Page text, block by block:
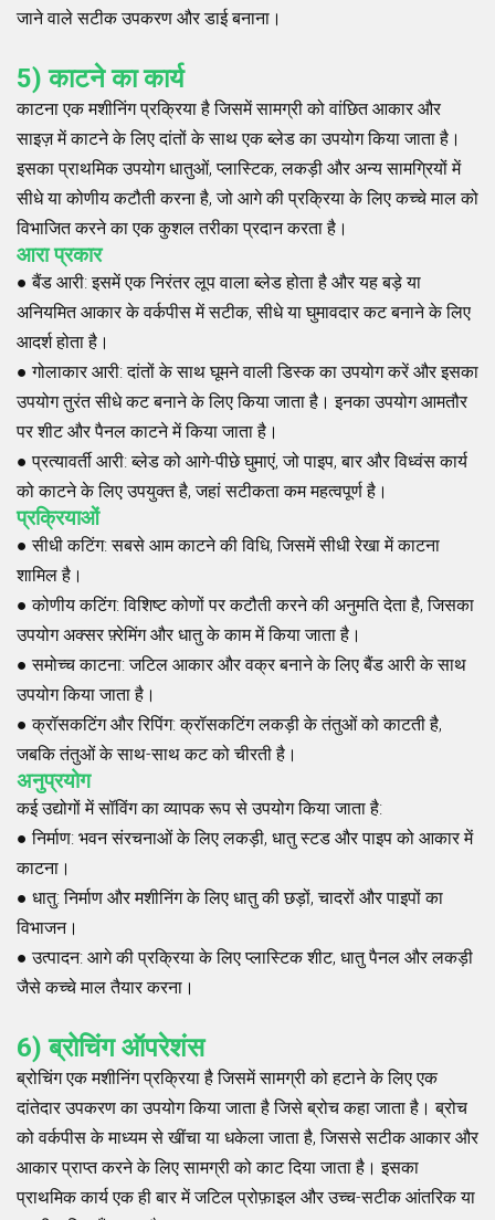
जाने वाले सटीक उपकरण और डाई बनाना।
5) काटने का कार्य
काटना एक मशीनिंग प्रक्रिया है जिसमें सामग्री को वांछित आकार और
साइज़ में काटने के लिए दांतों के साथ एक ब्लेड का उपयोग किया जाता है।
इसका प्राथमिक उपयोग धातुओं, प्लास्टिक, लकड़ी और अन्य सामग्रियों में
सीधे या कोणीय कटौती करना है, जो आगे की प्रक्रिया के लिए कच्चे माल को
विभाजित करने का एक कुशल तरीका प्रदान करता है।
आरा प्रकार
●बैंड आरी: इसमें एक निरंतर लूप वाला ब्लेड होता है और यह बड़े या
अनियमित आकार के वर्कपीस में सटीक, सीधे या घुमावदार कट बनाने के लिए
आदर्श होता है।
●गोलाकार आरी: दांतों के साथ घूमने वाली डिस्क का उपयोग करें और इसका
उपयोग तुरंत सीधे कट बनाने के लिए किया जाता है। इनका उपयोग आमतौर
पर शीट और पैनल काटने में किया जाता है।
●प्रत्यावर्ती आरी: ब्लेड को आगे-पीछे घुमाएं, जो पाइप, बार और विध्वंस कार्य
को काटने के लिए उपयुक्त है, जहां सटीकता कम महत्वपूर्ण है।
प्रक्रियाओं
●सीधी कटिंग: सबसे आम काटने की विधि, जिसमें सीधी रेखा में काटना
शामिल है।
●कोणीय कटिंग: विशिष्ट कोणों पर कटौती करने की अनुमति देता है, जिसका
उपयोग अक्सर फ़्रेमिंग और धातु के काम में किया जाता है।
●समोच्च काटना: जटिल आकार और वक्र बनाने के लिए बैंड आरी के साथ
उपयोग किया जाता है।
●क्रॉसकटिंग और रिपिंग: क्रॉसकटिंग लकड़ी के तंतुओं को काटती है,
जबकि तंतुओं के साथ-साथ कट को चीरती है।
अनुप्रयोग
कई उद्योगों में सॉविंग का व्यापक रूप से उपयोग किया जाता है:
●निर्माण: भवन संरचनाओं के लिए लकड़ी, धातु स्टड और पाइप को आकार में
काटना।
● धातु: निर्माण और मशीनिंग के लिए धातु की छड़ों, चादरों और पाइपों का
विभाजन।
●उत्पादन: आगे की प्रक्रिया के लिए प्लास्टिक शीट, धातु पैनल और लकड़ी
जैसे कच्चे माल तैयार करना।
6) ब्रोचिंग ऑपरेशंस
ब्रोचिंग एक मशीनिंग प्रक्रिया है जिसमें सामग्री को हटाने के लिए एक
दांतेदार उपकरण का उपयोग किया जाता है जिसे ब्रोच कहा जाता है। ब्रोच
को वर्कपीस के माध्यम से खींचा या धकेला जाता है, जिससे सटीक आकार और
आकार प्राप्त करने के लिए सामग्री को काट दिया जाता है। इसका
प्राथमिक कार्य एक ही बार में जटिल प्रोफ़ाइल और उच्च-सटीक आंतरिक या